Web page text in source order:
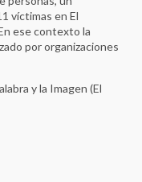
víctimas en El
ese contexto la
por organizaciones
y la Imagen (El